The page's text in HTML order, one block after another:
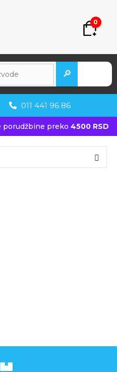
0
🔎
011 441 96 86
porudžbine preko 4500 RSD